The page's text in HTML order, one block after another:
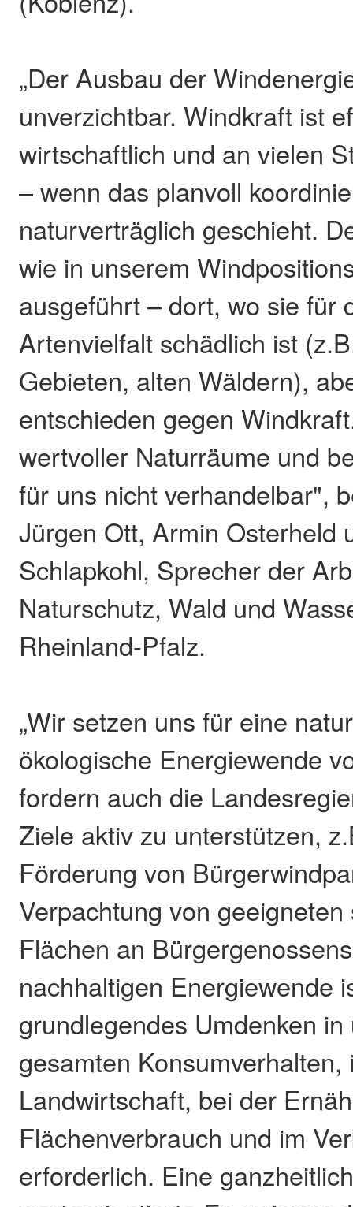
„Der Ausbau der
unverzichtbar. Windkraft ist
wirtschaftlich und an vielen
– wenn das planvoll
naturverträglich geschieht.
wie in unserem
ausgeführt – dort, wo sie für
Artenvielfalt schädlich ist
Gebieten, alten Wäldern),
entschieden gegen
wertvoller Naturräume und
für uns nicht verhandelbar",
Jürgen Ott, Armin Osterheld
Schlapkohl, Sprecher der
Naturschutz, Wald und
Rheinland-Pfalz.
„Wir setzen uns für eine
ökologische Energiewende
fordern auch die
Ziele aktiv zu unterstützen,
Förderung von
Verpachtung von
Flächen an
nachhaltigen Energiewende
grundlegendes Umdenken
gesamten Konsumverhalten,
Landwirtschaft, bei der
Flächenverbrauch und im
erforderlich. Eine